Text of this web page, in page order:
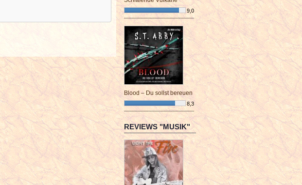
9,0
¯¯¯¯¯¯¯¯¯¯¯¯¯¯¯¯¯¯¯¯¯¯¯¯
Blood – Du sollst bereuen
8,3
¯¯¯¯¯¯¯¯¯¯¯¯¯¯¯¯¯¯¯¯¯¯¯¯
REVIEWS "MUSIK"